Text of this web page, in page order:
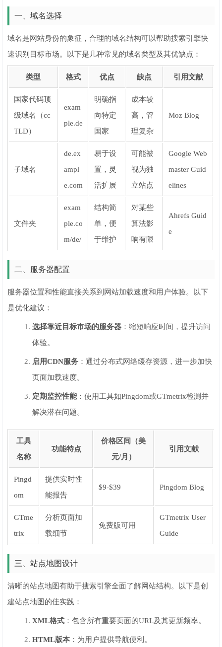
一、域名选择
域名是网站身份的象征，合理的域名结构可以帮助搜索引擎快
速识别目标市场。以下是几种常见的域名类型及其优缺点：
类型 格式 优点 缺点 引用文献
国家代码顶
级域名（cc
TLD）
exam
ple.de
明确指
向特定
国家
成本较
高，管
理复杂
Moz Blog
子域名
de.ex
ampl
e.com
易于设
置，灵
活扩展
可能被
视为独
立站点
Google Web
master Guid
elines
文件夹
exam
ple.co
m/de/
结构简
单，便
于维护
对某些
算法影
响有限
Ahrefs Guid
e
二、服务器配置
服务器位置和性能直接关系到网站加载速度和用户体验。以下
是优化建议：
选择靠近目标市场的服务器 ：缩短响应时间，提升访问
体验。
启用CDN服务 ：通过分布式网络缓存资源，进一步加快
页面加载速度。
定期监控性能：使用工具如Pingdom或GTmetrix检测并
解决潜在问题。
工具
名称
功能特点
价格区间（美
元/月）
引用文献
Pingd
om
提供实时性
能报告
$9-$39 Pingdom Blog
GTme
trix
分析页面加
载细节
免费版可用
GTmetrix User
Guide
三、站点地图设计
清晰的站点地图有助于搜索引擎全面了解网站结构。以下是创
建站点地图的佳实践：
XML格式 ：包含所有重要页面的URL及其更新频率。
HTML版本 ：为用户提供导航便利。